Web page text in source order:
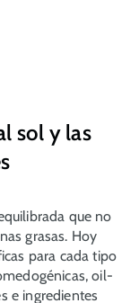
sol y las
que no
grasas. Hoy
para cada tipo
oil-
e ingredientes